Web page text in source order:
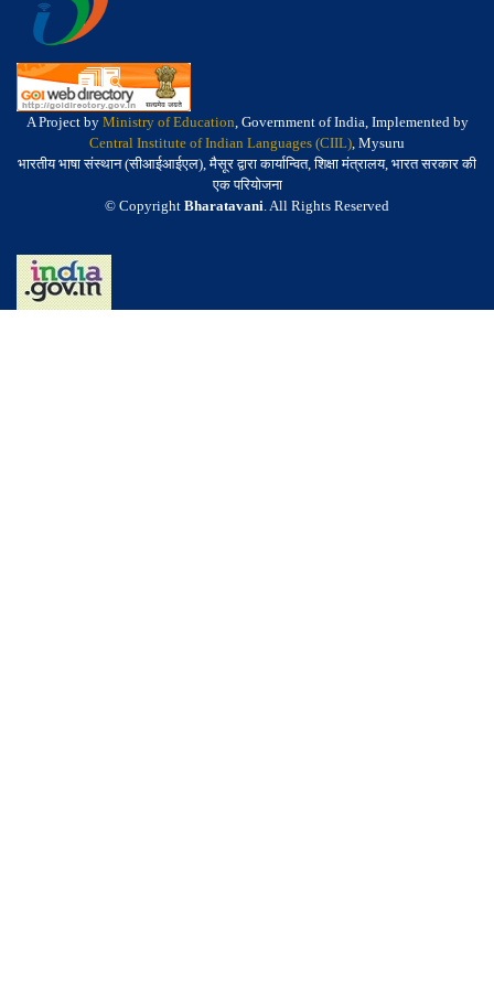
A Project by Ministry of Education, Government of India, Implemented by
Central Institute of Indian Languages (CIIL), Mysuru
भारतीय भाषा संस्थान (सीआईआईएल), मैसूर द्वारा कार्यान्वित, शिक्षा मंत्रालय, भारत सरकार की
एक परियोजना
© Copyright Bharatavani. All Rights Reserved